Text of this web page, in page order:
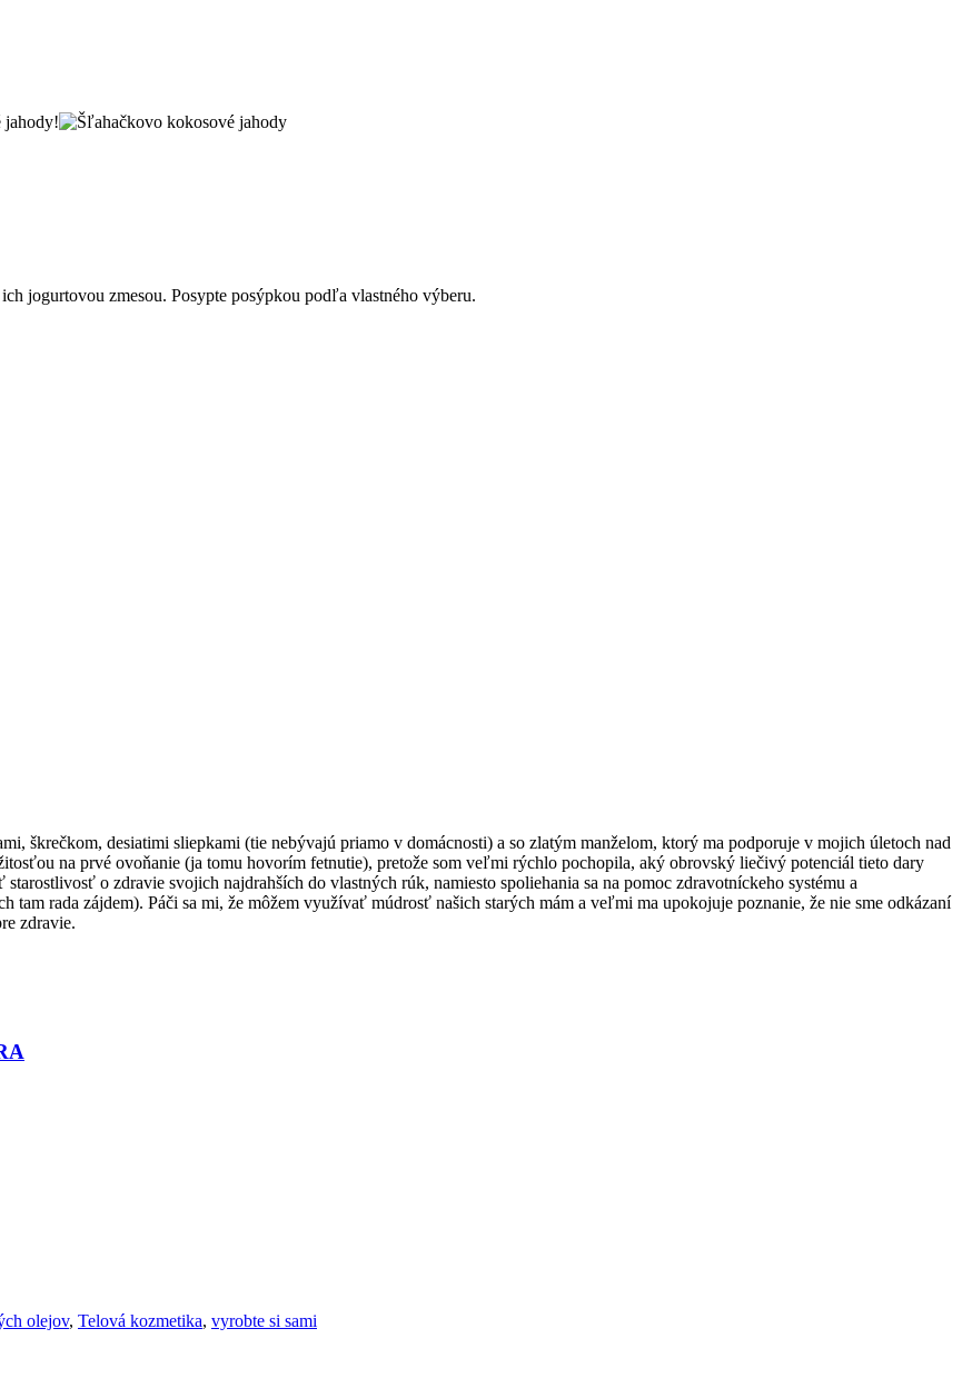
jahody!
jogurtovou zmesou. Posypte posýpkou podľa vlastného výberu.
škrečkom, desiatimi sliepkami (tie nebývajú priamo v domácnosti) a so zlatým manželom, ktorý ma podporuje v mojich úletoch nad
na prvé ovoňanie (ja tomu hovorím fetnutie), pretože som veľmi rýchlo pochopila, aký obrovský liečivý potenciál tieto dary
o zdravie svojich najdrahších do vlastných rúk, namiesto spoliehania sa na pomoc zdravotníckeho systému a
rada zájdem). Páči sa mi, že môžem využívať múdrosť našich starých mám a veľmi ma upokojuje poznanie, že nie sme odkázaní
zdravie.
olejov, Telová kozmetika, vyrobte si sami